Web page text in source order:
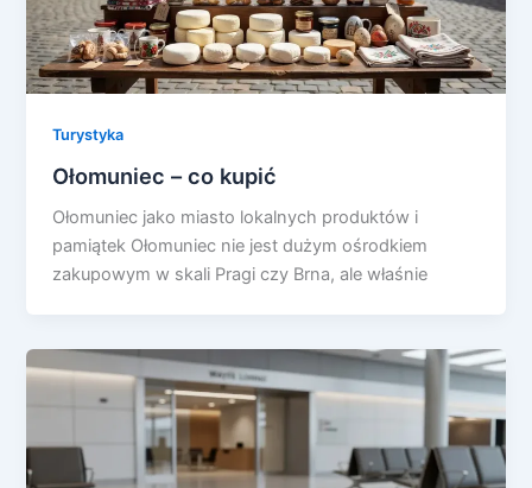
Turystyka
Ołomuniec – co kupić
Ołomuniec jako miasto lokalnych produktów i
pamiątek Ołomuniec nie jest dużym ośrodkiem
zakupowym w skali Pragi czy Brna, ale właśnie